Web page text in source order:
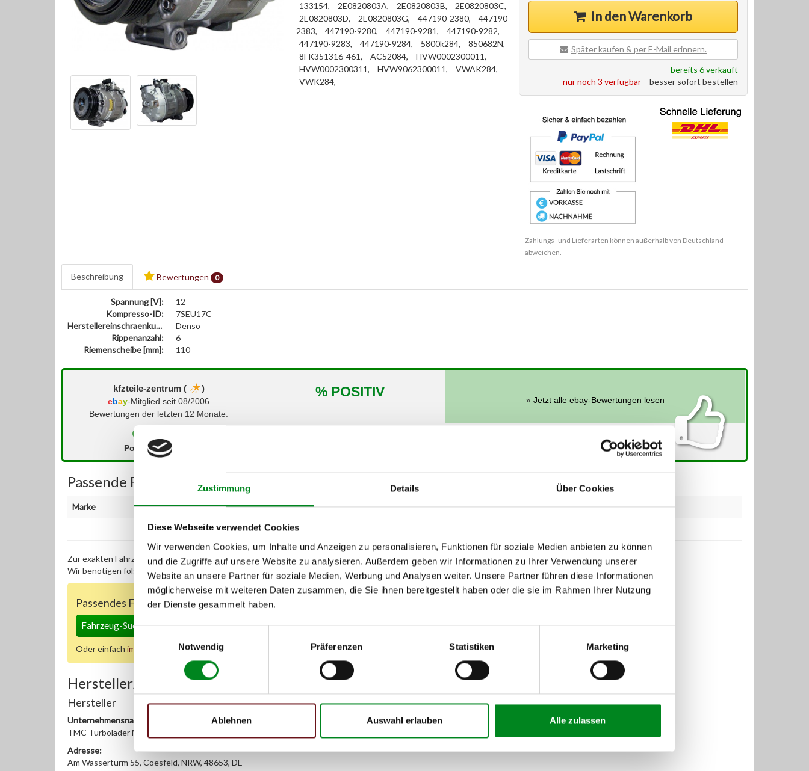
Zustimmung Details Über Cookies
Diese Webseite verwendet Cookies
Wir verwenden Cookies, um Inhalte und Anzeigen zu personalisieren, Funktionen für soziale Medien anbieten zu können
und die Zugriffe auf unsere Website zu analysieren. Außerdem geben wir Informationen zu Ihrer Verwendung unserer
Website an unsere Partner für soziale Medien, Werbung und Analysen weiter. Unsere Partner führen diese Informationen
möglicherweise mit weiteren Daten zusammen, die Sie ihnen bereitgestellt haben oder die sie im Rahmen Ihrer Nutzung
der Dienste gesammelt haben.
Einwilligungsauswahl
Notwendig
Präferenzen Statistiken Marketing
Ablehnen Auswahl erlauben Alle zulassen
133154,
2E0820803A, 2E0820803B,
2E0820803C,
2E0820803D,
2E0820803G, 447190-2380,
447190-
2383,
447190-9280, 447190-9281,
447190-9282,
447190-9283,
447190-9284, 5800k284,
850682N,
8FK351316-461,
AC52084,
HVW0002300011,
HVW0002300311,
HVW9062300011,
VWAK284,
VWK284,
In den Warenkorb
Später kaufen & per E-Mail erinnern.
bereits 6 verkauft
nur noch 3 verfügbar – besser sofort bestellen
Zahlungs- und Lieferarten können außerhalb von Deutschland
abweichen.
Beschreibung Bewertungen 0
Spannung [V]:
12
Kompresso-ID:
7SEU17C
Herstellereinschraenkung:
Denso
Rippenanzahl:
6
Riemenscheibe [mm]:
110
kfzteile-zentrum ( )
ebay-Mitglied seit 08/2006
Bewertungen der letzten 12 Monate:
Positiv Neutral
% POSITIV
»Jetzt alle ebay-Bewertungen lesen
Passende Fahrzeuge:
Marke Modell Typ
Zur exakten Fahrzeug-Identifizierung können Sie auch unseren Support kontaktieren (Chat , Telefon oder E-Mail).
Wir benötigen folgende Fahrzeugdaten:
Schlüsselnummer zu 2 (2.1) und zu 3 (2.2) oder Fahrgestellnummer
Passendes Fahrzeug nicht dabei?
Fahrzeug-Suche für Klimakompressoren»
Oder einfach im Chat nachfragen.
Hersteller/EU Verantwortliche Person
Hersteller
Unternehmensname:
TMC Turbolader Manufaktur Coesfeld
Adresse:
Am Wasserturm 55, Coesfeld, NRW, 48653, DE